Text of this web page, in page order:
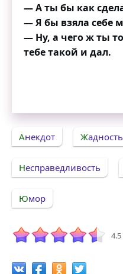
— А ты бы как
— Я бы взяла себе
— Ну, а чего ж ты
тебе такой и дал.
Анекдот Жадность
Несправедливость
Юмор